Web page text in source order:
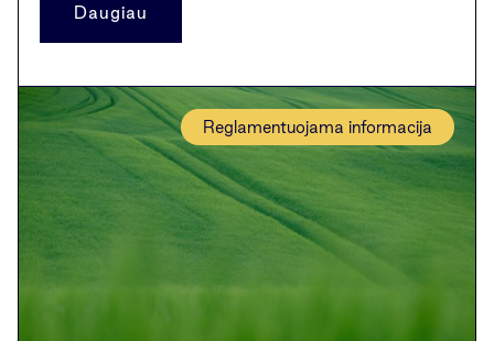
Daugiau
Reglamentuojama informacija